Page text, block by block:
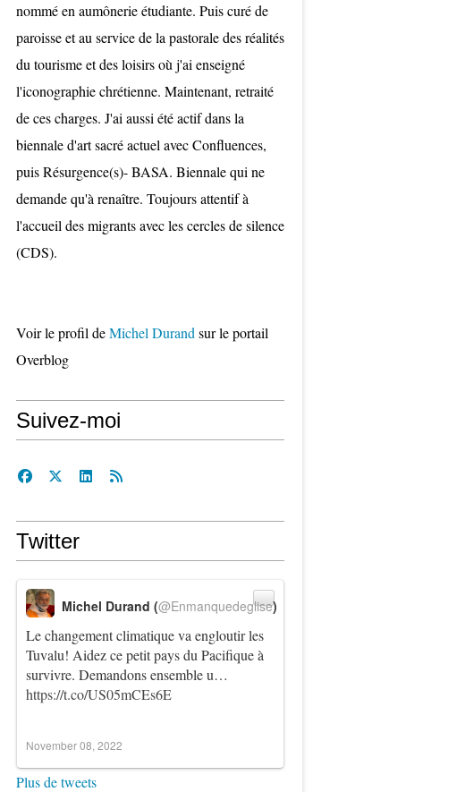
nommé en aumônerie étudiante. Puis curé de
paroisse et au service de la pastorale des réalités
du tourisme et des loisirs où j'ai enseigné
l'iconographie chrétienne. Maintenant, retraité
de ces charges. J'ai aussi été actif dans la
biennale d'art sacré actuel avec Confluences,
puis Résurgence(s)- BASA. Biennale qui ne
demande qu'à renaître. Toujours attentif à
l'accueil des migrants avec les cercles de silence
(CDS).
Voir le profil deMichel Durand sur le portail
Overblog
Suivez-moi
Twitter
Le changement climatique va engloutir les
Tuvalu! Aidez ce petit pays du Pacifique à
survivre. Demandons ensemble u…
https://t.co/US05mCEs6E
Michel Durand (@Enmanquedeglise)
November 08, 2022
Plus de tweets